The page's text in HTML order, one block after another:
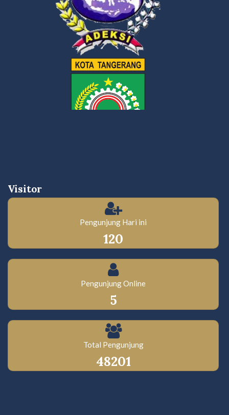
Visitor
Pengunjung Hari ini
120
Pengunjung Online
5
Total Pengunjung
48201